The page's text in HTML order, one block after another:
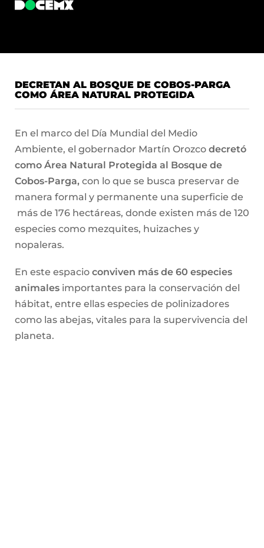
DECRETAN AL BOSQUE DE COBOS-PARGA
COMO ÁREA NATURAL PROTEGIDA
En el marco del Día Mundial del Medio
Ambiente, el gobernador Martín Orozco decretó
como Área Natural Protegida al Bosque de
Cobos-Parga, con lo que se busca preservar de
manera formal y permanente una superficie de
más de 176 hectáreas, donde existen más de 120
especies como mezquites, huizaches y
nopaleras.
En este espacio conviven más de 60 especies
animales importantes para la conservación del
hábitat, entre ellas especies de polinizadores
como las abejas, vitales para la supervivencia del
planeta.